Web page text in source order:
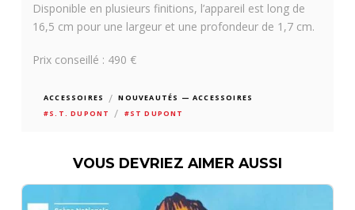
Disponible en plusieurs finitions, l’appareil est long de
16,5 cm pour une largeur et une profondeur de 1,7 cm.
Prix conseillé : 490 €
ACCESSOIRES / NOUVEAUTÉS — ACCESSOIRES
#S.T. DUPONT
/ #ST DUPONT
VOUS DEVRIEZ AIMER AUSSI